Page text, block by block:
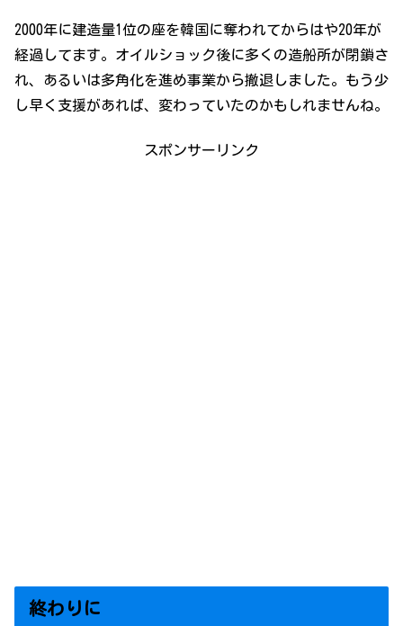
2000年に建造量1位の座を韓国に奪われてからはや20年が
経過してます。オイルショック後に多くの造船所が閉鎖さ
れ、あるいは多角化を進め事業から撤退しました。もう少
し早く支援があれば、変わっていたのかもしれませんね。
スポンサーリンク
終わりに